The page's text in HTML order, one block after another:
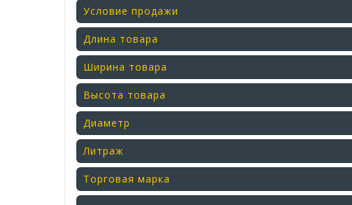
Условие продажи
Длина товара
Ширина товара
Высота товара
Диаметр
Литраж
Торговая марка